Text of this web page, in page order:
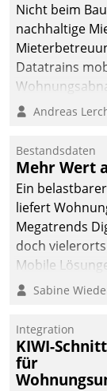
Nicht beim
nachhaltige
Datatrains
Mieter
Andreas
Bestandsdaten
Mehr Wert
Ein
liefert
Megatrends
doch
Mobile
Sabine
Integration
KIWI-
für